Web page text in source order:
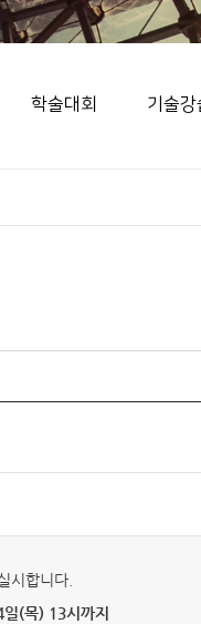
학술대회 기술강
시합니다.
(목) 13시까지